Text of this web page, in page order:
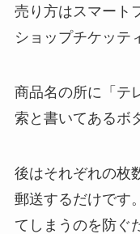
売り方はスマート
ショップチケッテ
商品名の所に「テ
索と書いてあるボ
後はそれぞれの枚
郵送するだけです。
てしまうのを防ぐ